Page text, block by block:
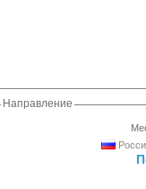
Направление